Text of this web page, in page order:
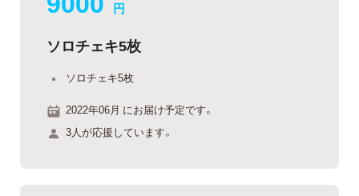
円
ソロチェキ5枚
ソロチェキ5枚
2022年06月 にお届け予定です。
3人が応援しています。